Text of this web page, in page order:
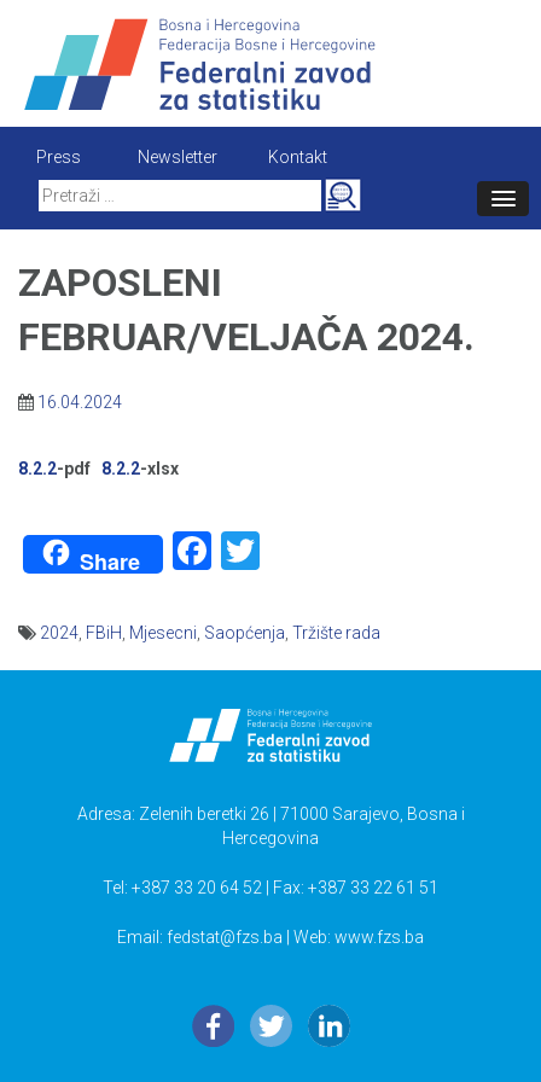
content
Press Newsletter
Kontakt
Search
for:
ZAPOSLENI
FEBRUAR/VELJAČA 2024.
16.04.2024
8.2.2-pdf 8.2.2-xlsx
Share Facebook
2024 FBiH Mjesecni Saopćenja Tržište rada
Adresa: Zelenih beretki 26 | 71000 Sarajevo, Bosna i
Hercegovina
Tel: +387 33 20 64 52 | Fax: +387 33 22 61 51
Email: fedstat@fzs.ba | Web: www.fzs.ba